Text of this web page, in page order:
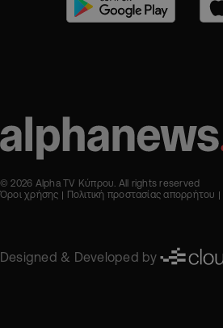
© 2026 Alpha TV Κύπρου. All rights reserved
Όροι χρήσης
Πολιτική προστασίας απορρήτου
Designed & Developed by